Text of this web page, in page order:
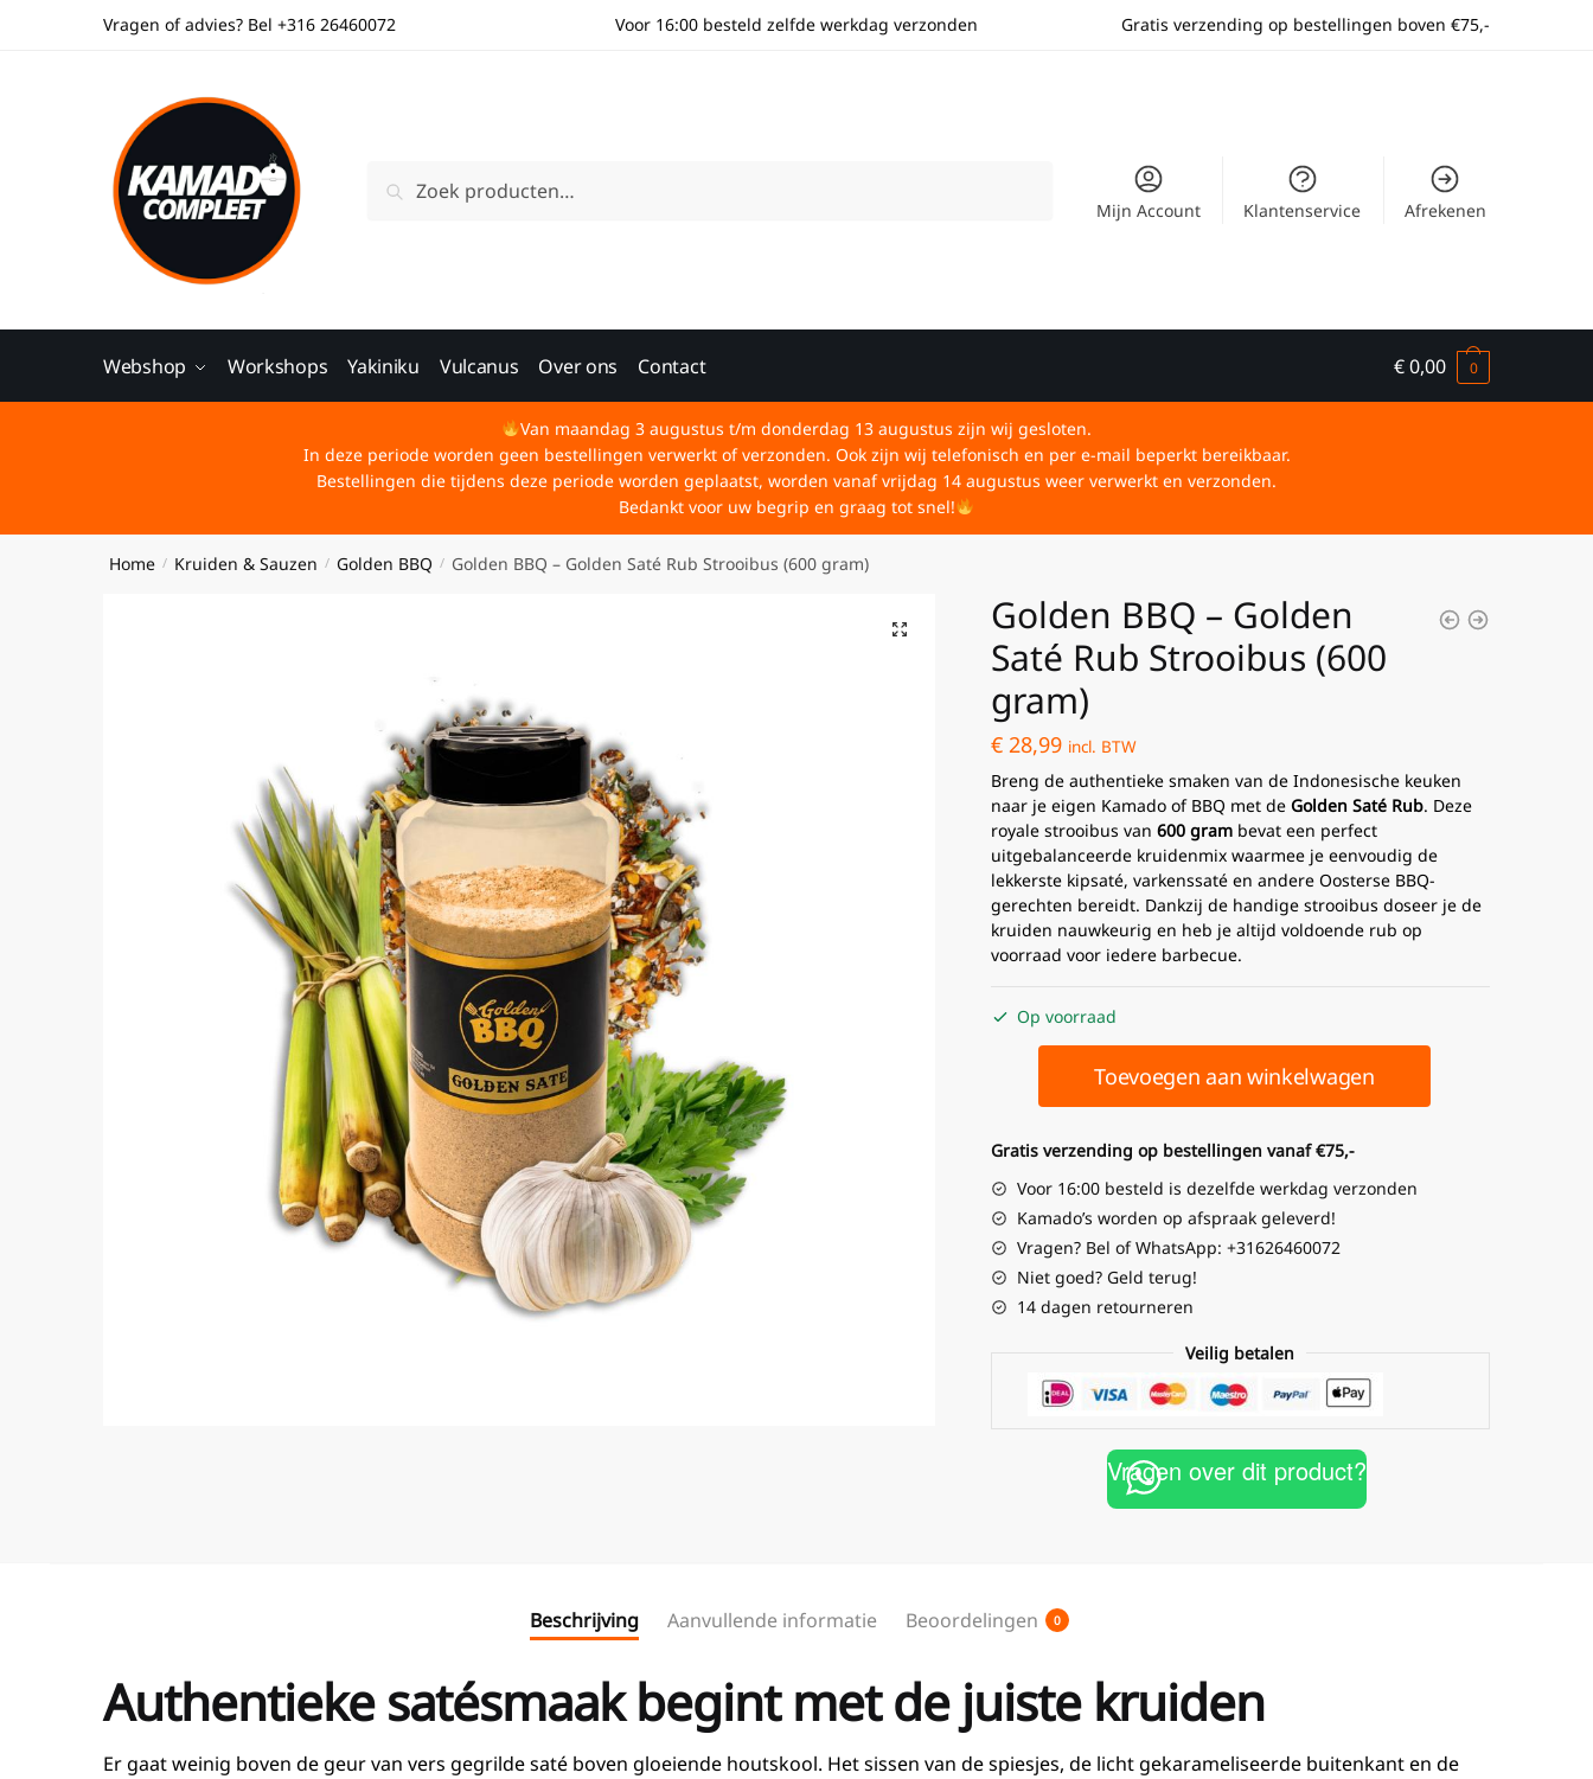
Vragen of advies? Bel +316 26460072 Voor 16:00 besteld zelfde werkdag verzonden Gratis verzending op bestellingen boven €75,-
Zoeken
Mijn Account Klantenservice Afrekenen
Webshop Workshops Yakiniku Vulcanus Over ons Contact €0,00 0
Van maandag 3 augustus t/m donderdag 13 augustus zijn wij gesloten.
In deze periode worden geen bestellingen verwerkt of verzonden. Ook zijn wij telefonisch en per e-mail beperkt bereikbaar.
Bestellingen die tijdens deze periode worden geplaatst, worden vanaf vrijdag 14 augustus weer verwerkt en verzonden.
Bedankt voor uw begrip en graag tot snel!
Home / Kruiden & Sauzen / Golden BBQ / Golden BBQ – Golden Saté Rub Strooibus (600 gram)
Golden BBQ – Golden
Saté Rub Strooibus (600
gram)
€28,99 incl. BTW
Breng de authentieke smaken van de Indonesische keuken
naar je eigen Kamado of BBQ met de Golden Saté Rub. Deze
royale strooibus van 600 grambevat een perfect
uitgebalanceerde kruidenmix waarmee je eenvoudig de
lekkerste kipsaté, varkenssaté en andere Oosterse BBQ-
gerechten bereidt. Dankzij de handige strooibus doseer je de
kruiden nauwkeurig en heb je altijd voldoende rub op
voorraad voor iedere barbecue.
Op voorraad
Toevoegen aan winkelwagen
Gratis verzending op bestellingen vanaf €75,-
Voor 16:00 besteld is dezelfde werkdag verzonden
Kamado’s worden op afspraak geleverd!
Vragen? Bel of WhatsApp: +31626460072
Niet goed? Geld terug!
14 dagen retourneren
Veilig betalen
Vragen over dit product?
Beschrijving Aanvullende informatie Beoordelingen 0
Authentieke satésmaak begint met de juiste kruiden
Er gaat weinig boven de geur van vers gegrilde saté boven gloeiende houtskool. Het sissen van de spiesjes, de licht gekarameliseerde buitenkant en de